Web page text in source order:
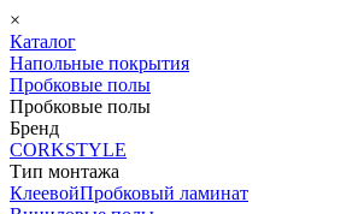
×
Каталог
Напольные покрытия
Пробковые полы
Пробковые полы
Бренд
CORKSTYLE
Тип монтажа
КлеевойПробковый ламинат